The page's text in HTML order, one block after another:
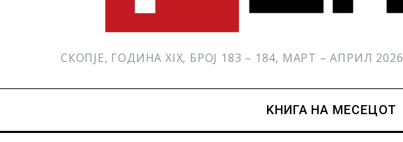
СКОПЈЕ, ГОДИНА XIX, БРОЈ 183 – 184, МАРТ – АПРИЛ 2026
KНИГА НА МЕСЕЦОТ